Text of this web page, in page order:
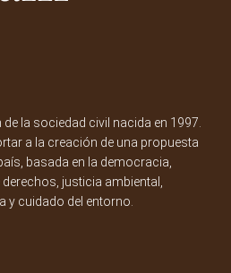
la sociedad civil nacida en 1997.
a la creación de una propuesta
basada en la democracia,
justicia ambiental,
y cuidado del entorno.